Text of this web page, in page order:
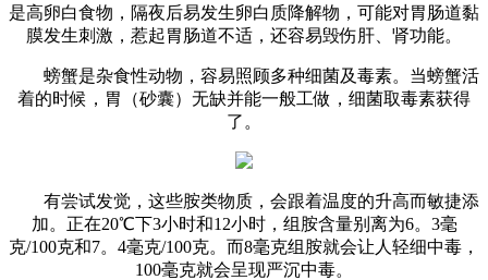
是高卵白食物，隔夜后易发生卵白质降解物，可能对胃肠道黏
膜发生刺激，惹起胃肠道不适，还容易毁伤肝、肾功能。
螃蟹是杂食性动物，容易照顾多种细菌及毒素。当螃蟹活
着的时候，胃（砂囊）无缺并能一般工做，细菌取毒素获得
了。
有尝试发觉，这些胺类物质，会跟着温度的升高而敏捷添
加。正在20℃下3小时和12小时，组胺含量别离为6。3毫
克/100克和7。4毫克/100克。而8毫克组胺就会让人轻细中毒，
100毫克就会呈现严沉中毒。